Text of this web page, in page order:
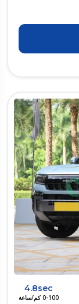
4.8sec
0-100 كم/ساعة